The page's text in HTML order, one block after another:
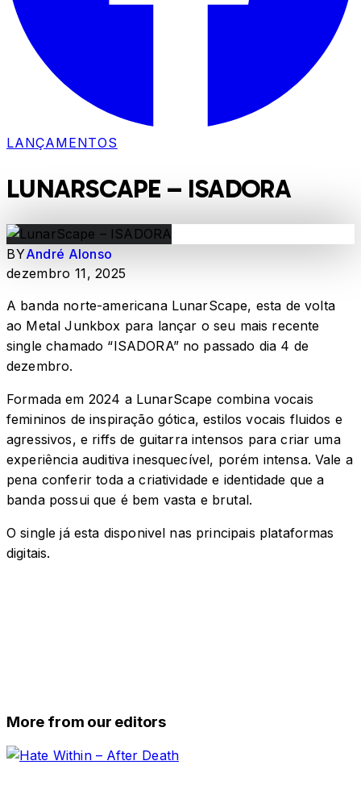
LANÇAMENTOS
LUNARSCAPE – ISADORA
BYAndré Alonso
dezembro 11, 2025
A banda norte-americana LunarScape, esta de volta
ao Metal Junkbox para lançar o seu mais recente
single chamado “ISADORA” no passado dia 4 de
dezembro.
Formada em 2024 a LunarScape combina vocais
femininos de inspiração gótica, estilos vocais fluidos e
agressivos, e riffs de guitarra intensos para criar uma
experiência auditiva inesquecível, porém intensa. Vale a
pena conferir toda a criatividade e identidade que a
banda possui que é bem vasta e brutal.
O single já esta disponivel nas principais plataformas
digitais.
More from our editors